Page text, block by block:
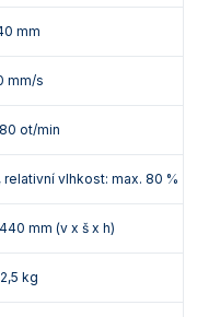
mm
mm/s
ot/min
vlhkost: max. 80 %
mm (v x š x h)
kg